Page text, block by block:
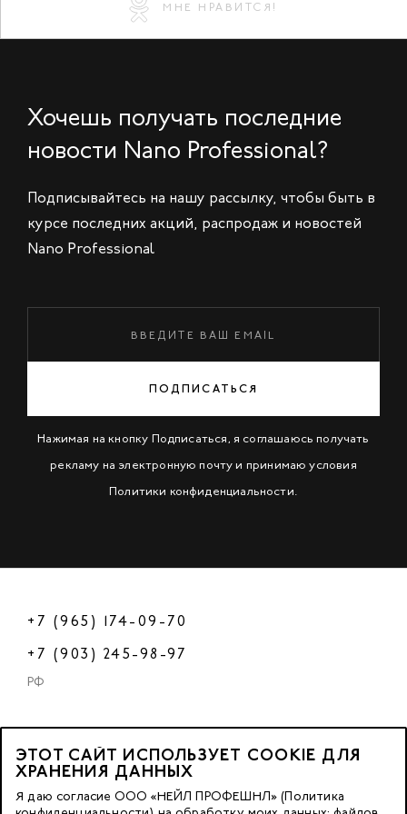
МНЕ НРАВИТСЯ!
Хочешь получать последние
новости Nano Professional?
Подписывайтесь на нашу рассылку, чтобы быть в
курсе последних акций, распродаж и новостей
Nano Professional
ПОДПИСАТЬСЯ
Нажимая на кнопку Подписаться, я соглашаюсь получать
рекламу на электронную почту и принимаю условия
Политики конфиденциальности.
+7 (965) 174-09-70
+7 (903) 245-98-97
РФ
2023 © OOO «Нейл Профешнл».
Все права защищены.
ЭТОТ САЙТ ИСПОЛЬЗУЕТ COOKIE ДЛЯ
ХРАНЕНИЯ ДАННЫХ
Я даю согласие ООО «НЕЙЛ ПРОФЕШНЛ» (Политика